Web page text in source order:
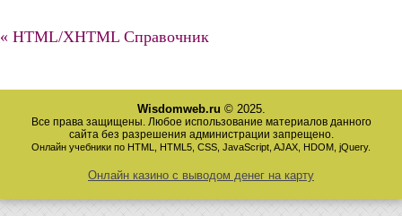
« HTML/XHTML Справочник
Wisdomweb.ru © 2025.
Все права защищены. Любое использование материалов данного
сайта без разрешения администрации запрещено.
Онлайн учебники по HTML, HTML5, CSS, JavaScript, AJAX, HDOM, jQuery.
Онлайн казино с выводом денег на карту